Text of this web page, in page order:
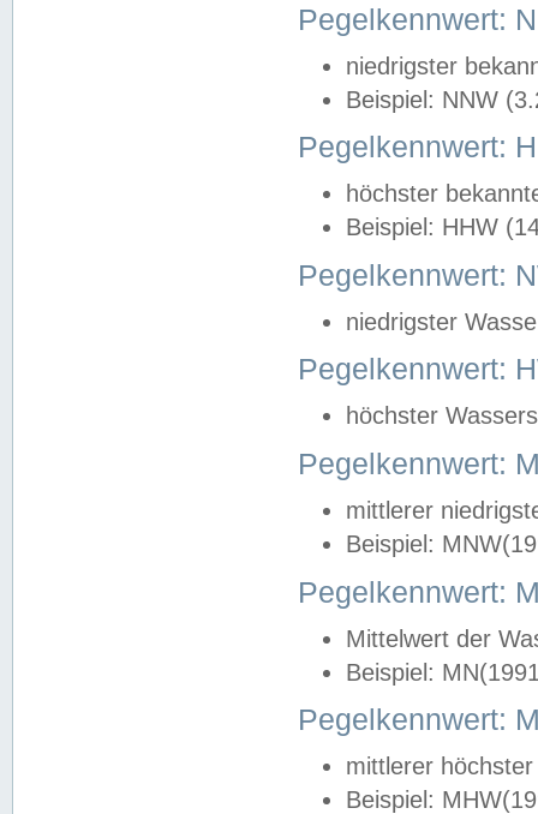
Pegelkennwert:
niedrigster
Beispiel: NNW
Pegelkennwert:
höchster
Beispiel: HHW
Pegelkennwert:
niedrigster
Pegelkennwert:
höchster
Pegelkennwert:
mittlerer
Beispiel:
Pegelkennwert:
Mittelwert der
Beispiel:
Pegelkennwert:
mittlerer
Beispiel: